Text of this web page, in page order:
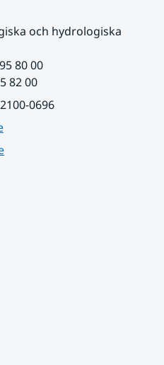
och hydrologiska
80 00
82 00
0696